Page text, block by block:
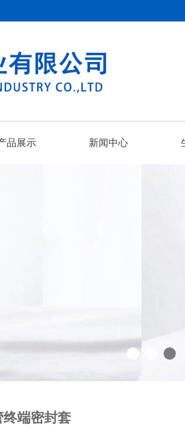
品展示 新闻中心
终端密封套